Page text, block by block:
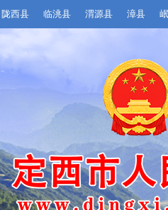
陇西县 临洮县 渭源县 漳县